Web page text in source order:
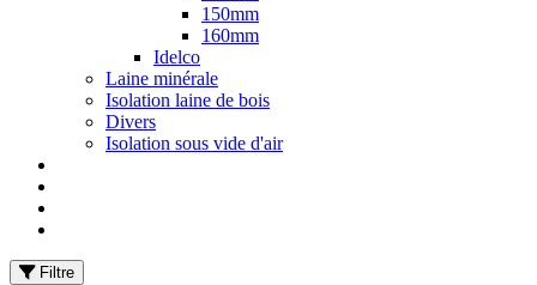
150mm
160mm
Idelco
Laine minérale
Isolation laine de bois
Divers
Isolation sous vide d'air
Filtre